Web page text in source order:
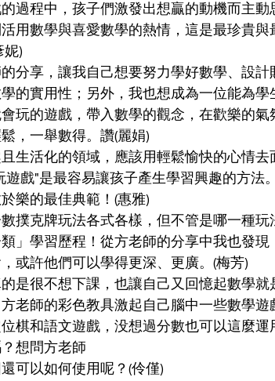
過程中，孩子們激發出想贏的動機而主
用數學與喜愛數學的熱情，這是最珍貴
妮)
分享，讓我自己想要努力學好數學、設
的實用性；另外，我也想成為一位能為學
玩的遊戲，帶入數學的觀念，在歡樂的
，一舉數得。讚(麗娟)
生活化的領域，應該用輕鬆愉快的心情
遊戲"是最容易讓孩子產生學習興趣的方法
樂的最佳典範！(惠雅)
撲克牌玩法各式各樣，但不管是哪一種
類」學習歷程！從方老師的分享中我也發現
或許他們可以學得更深、更廣。(梅芳)
的是很不想下課，也讓自己又回憶起數學
老師的彩色教具激起自己腦中一些數學
位棋和語文遊戲，没想過分數也可以這麼運
想問方老師
可以如何使用呢？(伶僅)